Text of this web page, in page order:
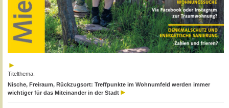
Titelthema:
Nische, Freiraum, Rückzugsort: Treffpunkte im Wohnumfeld werden immer
wichtiger für das Miteinander in der Stadt